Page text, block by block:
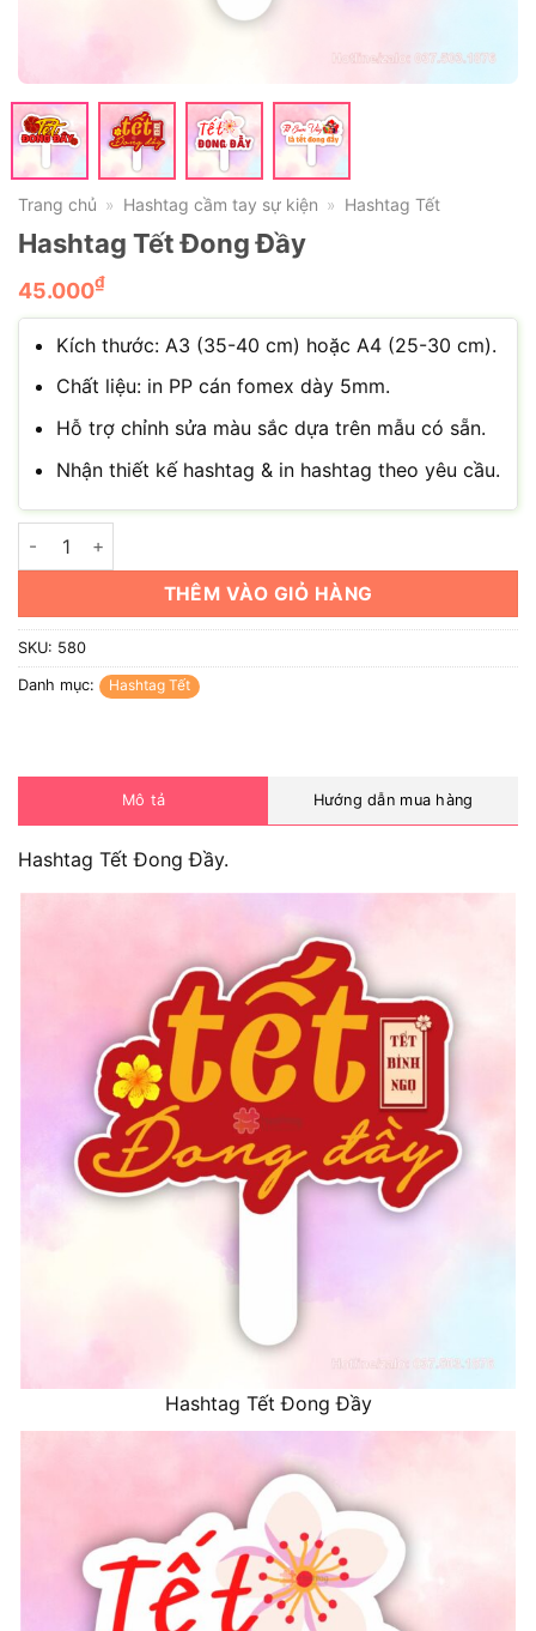
Trang chủ » Hashtag cầm tay sự kiện » Hashtag Tết
Hashtag Tết Đong Đầy
45.000₫
Kích thước: A3 (35-40 cm) hoặc A4 (25-30 cm).
Chất liệu: in PP cán fomex dày 5mm.
Hỗ trợ chỉnh sửa màu sắc dựa trên mẫu có sẵn.
Nhận thiết kế hashtag & in hashtag theo yêu cầu.
Hashtag Tết Đong Đầy số lượng
THÊM VÀO GIỎ HÀNG
SKU: 580
Danh mục: Hashtag Tết
Mô tả Hướng dẫn mua hàng
Hashtag Tết Đong Đầy.
Hashtag Tết Đong Đầy